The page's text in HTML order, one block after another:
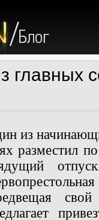
главных
из
разместил
свой